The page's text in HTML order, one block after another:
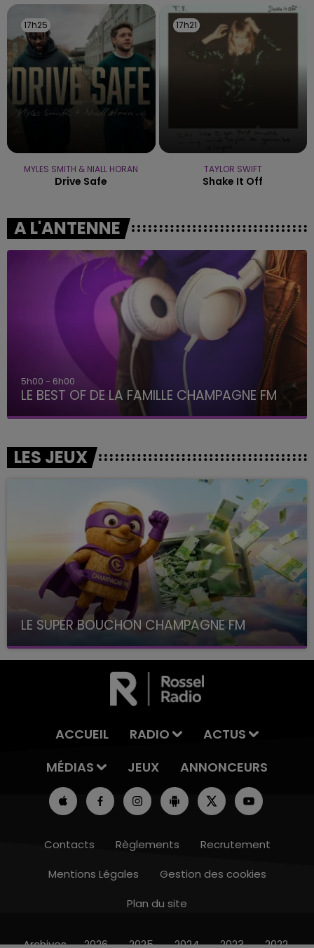
17h25
17h25
MYLES SMITH & NIALL HORAN
Drive Safe
17h21
17h21
TAYLOR SWIFT
Shake It Off
A L'ANTENNE
5h00 - 6h00
LE BEST OF DE LA FAMILLE CHAMPAGNE FM
LES JEUX
LE SUPER BOUCHON CHAMPAGNE FM
avec La Famille Champagne FM, à 8H10
ACCUEIL RADIO
ACTUS
MÉDIAS
JEUX ANNONCEURS
Contacts Règlements
Recrutement
Mentions Légales
Gestion des cookies
Plan du site
Archives 2026 2025 2024 2023 2022